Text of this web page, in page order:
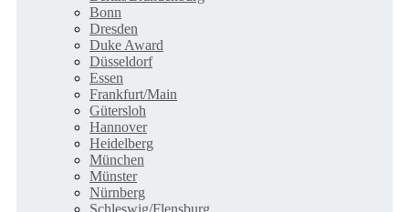
Bonn
Dresden
Duke Award
Düsseldorf
Essen
Frankfurt/Main
Gütersloh
Hannover
Heidelberg
München
Münster
Nürnberg
Schleswig/Flensburg